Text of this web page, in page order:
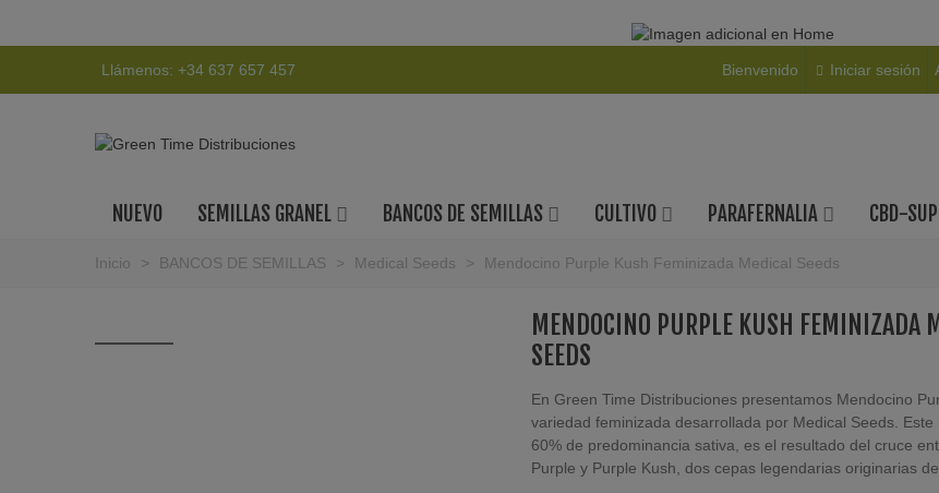
Llámenos: +34 637 657 457 Bienvenido Iniciar sesión
NUEVO SEMILLAS GRANEL BANCOS DE SEMILLAS CULTIVO PARAFERNALIA CBD-
Inicio > BANCOS DE SEMILLAS > Medical Seeds > Mendocino Purple Kush Feminizada Medical Seeds
MENDOCINO PURPLE KUSH FEMINIZADA
SEEDS
En Green Time Distribuciones presentamos Mendocino
variedad feminizada desarrollada por Medical Seeds. Este
60% de predominancia sativa, es el resultado del cruce
Purple y Purple Kush, dos cepas legendarias originarias de